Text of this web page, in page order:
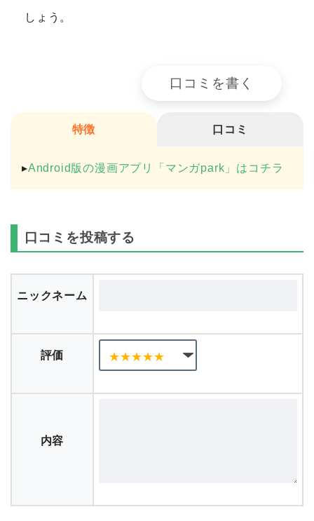
しょう。
口コミを書く
特徴 口コミ
▸Android版の漫画アプリ「マンガpark」はコチラ
口コミを投稿する
ニックネーム
評価
内容